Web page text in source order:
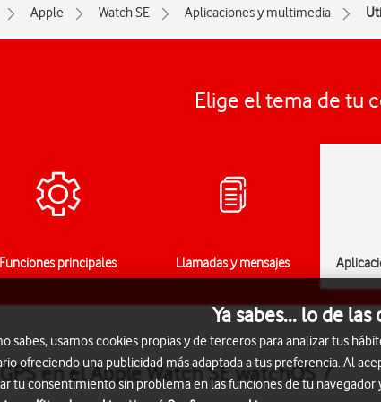
Apple Watch SE Aplicaciones y multimedia
Elige el tema de tu
Funciones principales Llamadas y mensajes
en el Apple Watch SE watchOS 7
Ya sabes... lo de las
sabes, usamos cookies propias y de terceros para analizar tus
ofreciendo una publicidad más adaptada a tus preferencia. Al
tu consentimiento sin problema en las funciones de tu